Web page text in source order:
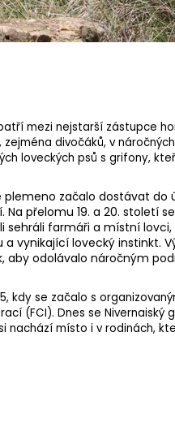
mezi nejstarší zástupce
divočáků, v
loveckých psů s grifony,
začalo dostávat do
přelomu 19. a 20. století
sehráli farmáři a místní
a vynikající lovecký instinkt.
odolávalo náročným
kdy se začalo s
(FCI). Dnes se Nivernaiský
nachází místo i v rodinách,